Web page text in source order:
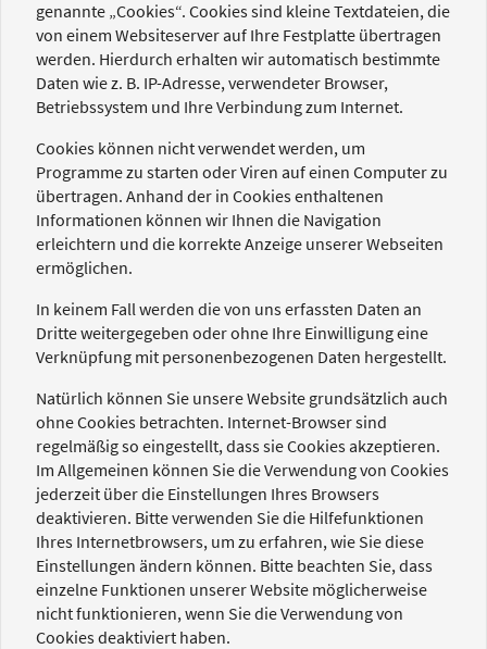
genannte „Cookies“. Cookies sind kleine Textdateien, die
von einem Websiteserver auf Ihre Festplatte übertragen
werden. Hierdurch erhalten wir automatisch bestimmte
Daten wie z. B. IP-Adresse, verwendeter Browser,
Betriebssystem und Ihre Verbindung zum Internet.
Cookies können nicht verwendet werden, um
Programme zu starten oder Viren auf einen Computer zu
übertragen. Anhand der in Cookies enthaltenen
Informationen können wir Ihnen die Navigation
erleichtern und die korrekte Anzeige unserer Webseiten
ermöglichen.
In keinem Fall werden die von uns erfassten Daten an
Dritte weitergegeben oder ohne Ihre Einwilligung eine
Verknüpfung mit personenbezogenen Daten hergestellt.
Natürlich können Sie unsere Website grundsätzlich auch
ohne Cookies betrachten. Internet-Browser sind
regelmäßig so eingestellt, dass sie Cookies akzeptieren.
Im Allgemeinen können Sie die Verwendung von Cookies
jederzeit über die Einstellungen Ihres Browsers
deaktivieren. Bitte verwenden Sie die Hilfefunktionen
Ihres Internetbrowsers, um zu erfahren, wie Sie diese
Einstellungen ändern können. Bitte beachten Sie, dass
einzelne Funktionen unserer Website möglicherweise
nicht funktionieren, wenn Sie die Verwendung von
Cookies deaktiviert haben.